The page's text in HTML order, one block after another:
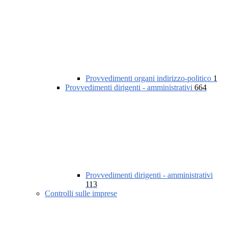
Provvedimenti organi indirizzo-politico 1
Provvedimenti dirigenti - amministrativi 664
Provvedimenti dirigenti - amministrativi
113
Controlli sulle imprese